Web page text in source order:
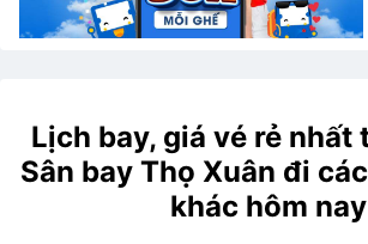
Lịch bay, giá vé rẻ nhất
Sân bay Thọ Xuân đi
khác hôm nay